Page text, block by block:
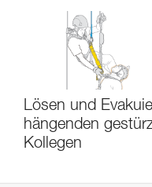
Lösen und
hängenden
Kollegen